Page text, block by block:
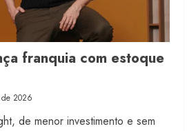
franquia com estoque
2026
de menor investimento e sem